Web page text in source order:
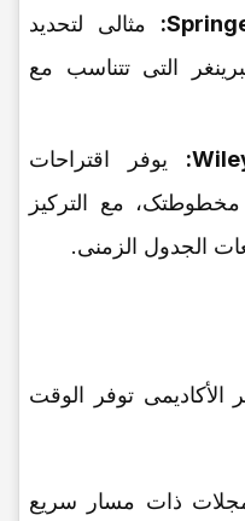
مثالی لتحدید
التی تتناسب مع
یوفر اقتراحات
مع الترکیز
الجدول الزمنی.
توفر الوقت
مجلات ذات مسار سریع